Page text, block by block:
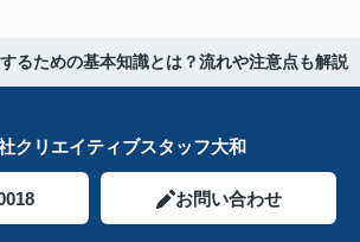
るための基本知識とは？流れや注意点も解説
クリエイティブスタッフ大和
お問い合わせ